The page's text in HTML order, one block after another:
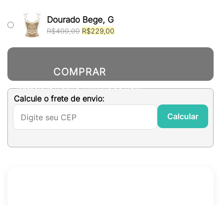
era:
R$400,00.R$229,00.
Dourado Bege, G
R$400,00 O
original
R$400,00.
R$229,00
atual
COMPRAR
(SELECIONE A COR E TAMANHO DO ITEM)
Calcule o frete de envio:
Calcular